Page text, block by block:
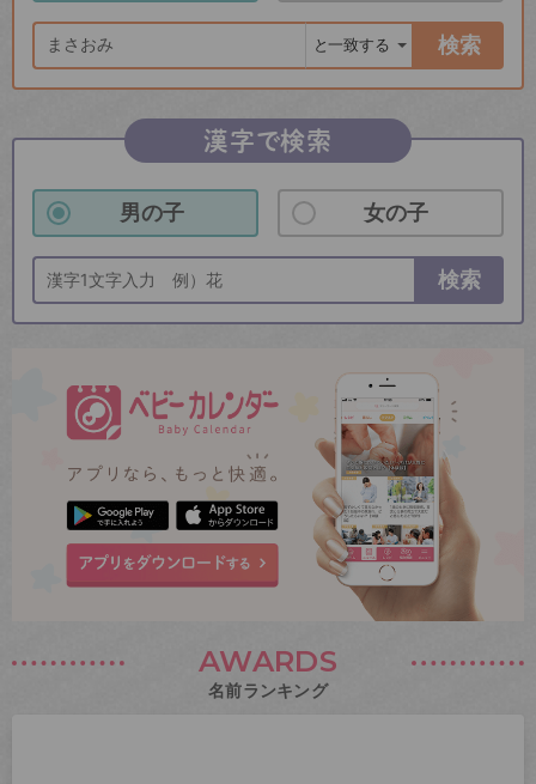
検索
漢字で検索
男の子 女の子
検索
AWARDS
名前ランキング